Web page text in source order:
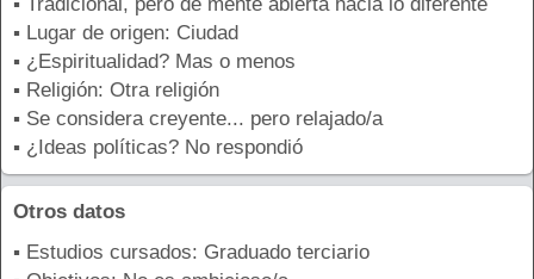
▪ Lugar de origen: Ciudad
▪ ¿Espiritualidad? Mas o menos
▪ Religión: Otra religión
▪ Se considera creyente... pero relajado/a
▪ ¿Ideas políticas? No respondió
Otros datos
▪ Estudios cursados: Graduado terciario